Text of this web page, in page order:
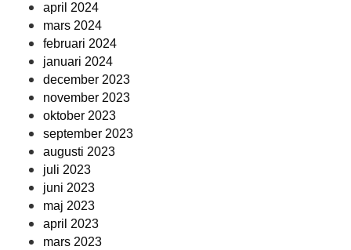
april 2024
mars 2024
februari 2024
januari 2024
december 2023
november 2023
oktober 2023
september 2023
augusti 2023
juli 2023
juni 2023
maj 2023
april 2023
mars 2023